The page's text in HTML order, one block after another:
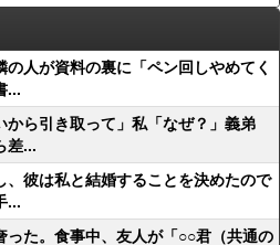
人が資料の裏に「ペン回しやめてく
...
ら引き取って」私「なぜ？」義弟
差...
彼は私と結婚することを決めたので
...
った。食事中、友人が「○○君（共通の